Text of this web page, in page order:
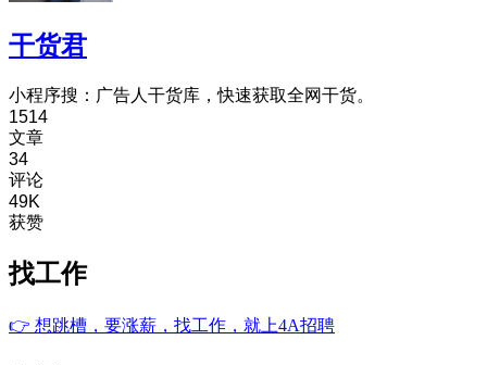
干货君
小程序搜：广告人干货库，快速获取全网干货。
1514
文章
34
评论
49K
获赞
找工作
👉 想跳槽，要涨薪，找工作，就上4A招聘